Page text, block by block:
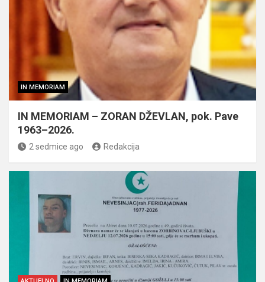
IN MEMORIAM
IN MEMORIAM – ZORAN DŽEVLAN, pok. Pave
1963–2026.
2 sedmice ago Redakcija